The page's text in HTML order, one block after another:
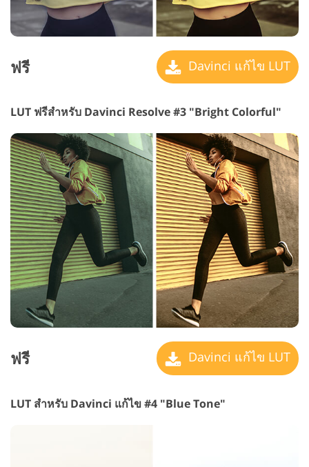
ฟรี Davinci แก้ไข LUT
LUT ฟรีสำหรับ Davinci Resolve #3 "Bright Colorful"
ฟรี Davinci แก้ไข LUT
LUT สำหรับ Davinci แก้ไข #4 "Blue Tone"